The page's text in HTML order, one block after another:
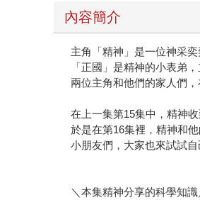
內容簡介
主角「精神」是一位神采
「正國」是精神的小表弟
兩位主角和他們的家人們
在上一集第15集中，精神
於是在第16集裡，精神和
小朋友們，大家也來試試自
＼本集精神分享的科學知識